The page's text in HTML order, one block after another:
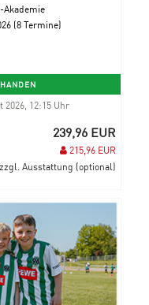
(8 Termine)
12:15 Uhr
239,96 EUR
215,96 EUR
zzgl. Ausstattung (optional)